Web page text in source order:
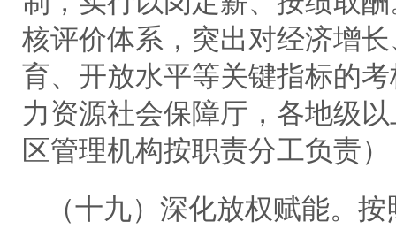
核评价体系，突出对经济增
育、开放水平等关键指标的
力资源社会保障厅，各地级
区管理机构按职责分工负责）
（十九）深化放权赋能。